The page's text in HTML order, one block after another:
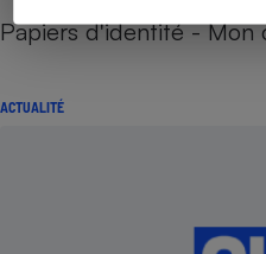
Papiers d'identité - Mon
ACTUALITÉ